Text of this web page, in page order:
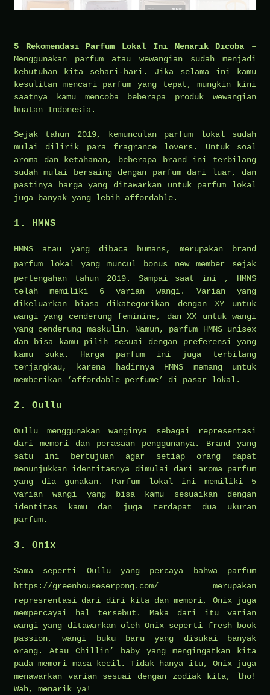
5 Rekomendasi Parfum Lokal Ini Menarik Dicoba –
Menggunakan parfum atau wewangian sudah menjadi
kebutuhan kita sehari-hari. Jika selama ini kamu
kesulitan mencari parfum yang tepat, mungkin kini
saatnya kamu mencoba beberapa produk wewangian
buatan Indonesia.
Sejak tahun 2019, kemunculan parfum lokal sudah
mulai dilirik para fragrance lovers. Untuk soal
aroma dan ketahanan, beberapa brand ini terbilang
sudah mulai bersaing dengan parfum dari luar, dan
pastinya harga yang ditawarkan untuk parfum lokal
juga banyak yang lebih affordable.
1. HMNS
HMNS atau yang dibaca humans, merupakan brand
parfum lokal yang muncul
bonus new member sejak
pertengahan tahun 2019. Sampai saat ini , HMNS
telah memiliki 6 varian wangi. Varian yang
dikeluarkan biasa dikategorikan dengan XY untuk
wangi yang cenderung feminine, dan XX untuk wangi
yang cenderung maskulin. Namun, parfum HMNS unisex
dan bisa kamu pilih sesuai dengan preferensi yang
kamu suka. Harga parfum ini juga terbilang
terjangkau, karena hadirnya HMNS memang untuk
memberikan ‘affordable perfume’ di pasar lokal.
2. Oullu
Oullu menggunakan wanginya sebagai representasi
dari memori dan perasaan penggunanya. Brand yang
satu ini bertujuan agar setiap orang dapat
menunjukkan identitasnya dimulai dari aroma parfum
yang dia gunakan. Parfum lokal ini memiliki 5
varian wangi yang bisa kamu sesuaikan dengan
identitas kamu dan juga terdapat dua ukuran
parfum.
3. Onix
Sama seperti Oullu yang percaya bahwa parfum
https://greenhouseserpong.com/ merupakan
represrentasi dari diri kita dan memori, Onix juga
mempercayai hal tersebut. Maka dari itu varian
wangi yang ditawarkan oleh Onix seperti fresh book
passion, wangi buku baru yang disukai banyak
orang. Atau Chillin’ baby yang mengingatkan kita
pada memori masa kecil. Tidak hanya itu, Onix juga
menawarkan varian sesuai dengan zodiak kita, lho!
Wah, menarik ya!